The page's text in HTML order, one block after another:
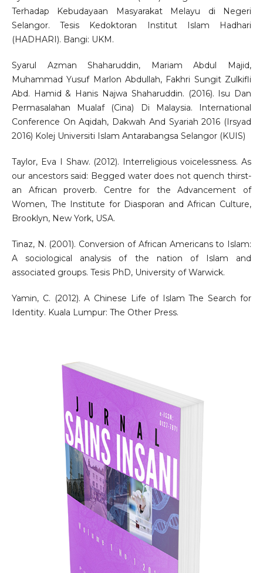
Terhadap Kebudayaan Masyarakat Melayu di Negeri
Selangor. Tesis Kedoktoran Institut Islam Hadhari
(HADHARI). Bangi: UKM.
Syarul Azman Shaharuddin, Mariam Abdul Majid,
Muhammad Yusuf Marlon Abdullah, Fakhri Sungit Zulkifli
Abd. Hamid & Hanis Najwa Shaharuddin. (2016). Isu Dan
Permasalahan Mualaf (Cina) Di Malaysia. International
Conference On Aqidah, Dakwah And Syariah 2016 (Irsyad
2016) Kolej Universiti Islam Antarabangsa Selangor (KUIS)
Taylor, Eva I Shaw. (2012). Interreligious voicelessness. As
our ancestors said: Begged water does not quench thirst-
an African proverb. Centre for the Advancement of
Women, The Institute for Diasporan and African Culture,
Brooklyn, New York, USA.
Tinaz, N. (2001). Conversion of African Americans to Islam:
A sociological analysis of the nation of Islam and
associated groups. Tesis PhD, University of Warwick.
Yamin, C. (2012). A Chinese Life of Islam The Search for
Identity. Kuala Lumpur: The Other Press.